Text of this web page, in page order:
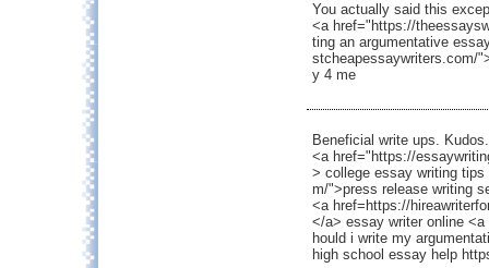
You actually said this
<a href="https://
ting an argumentative
stcheapessaywriters.com/
y 4 me
Beneficial write ups. Kudos.
<a href="https://
> college essay writing
m/">press release writing
<a href=https://
</a> essay writer online
hould i write my
high school essay help